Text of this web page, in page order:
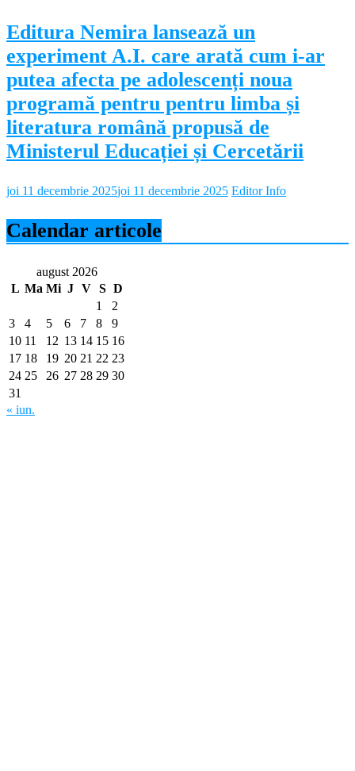
Editura Nemira lansează un
experiment A.I. care arată cum i-ar
putea afecta pe adolescenți noua
programă pentru pentru limba și
literatura română propusă de
Ministerul Educației și Cercetării
joi 11 decembrie 2025joi 11 decembrie 2025 Editor Info
Calendar articole
august 2026
L Ma Mi J V S D
1
2
3
4 5 6 7 8
9
10 11 12 13 14 15 16
17 18 19 20 21 22 23
24 25 26 27 28 29 30
31
« iun.